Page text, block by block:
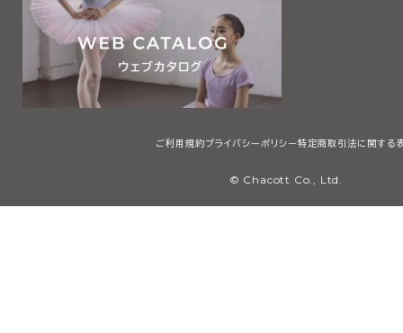
ご利用規約プライバシーポリシー 特定商取引法に関する
© Chacott Co., Ltd.